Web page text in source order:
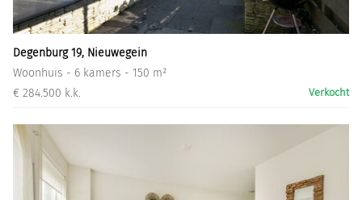
Degenburg 19, Nieuwegein
Woonhuis - 6 kamers - 150 m²
€ 284.500 k.k.
Verkocht